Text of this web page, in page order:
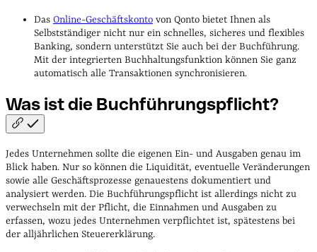
Das Online-Geschäftskonto von Qonto bietet Ihnen als
Selbstständiger nicht nur ein schnelles, sicheres und flexibles
Banking, sondern unterstützt Sie auch bei der Buchführung.
Mit der integrierten Buchhaltungsfunktion können Sie ganz
automatisch alle Transaktionen synchronisieren.
Was ist die Buchführungspflicht?
Jedes Unternehmen sollte die eigenen Ein- und Ausgaben genau im
Blick haben. Nur so können die Liquidität, eventuelle Veränderungen
sowie alle Geschäftsprozesse genauestens dokumentiert und
analysiert werden. Die Buchführungspflicht ist allerdings nicht zu
verwechseln mit der Pflicht, die Einnahmen und Ausgaben zu
erfassen, wozu jedes Unternehmen verpflichtet ist, spätestens bei
der alljährlichen Steuererklärung.